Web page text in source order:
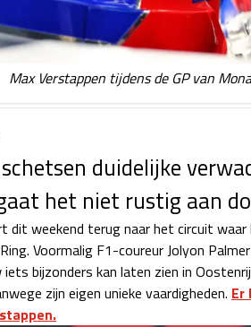
Max Verstappen tijdens de GP van
duidelijke
het niet rustig aan
dit weekend terug naar het circuit waar
Voormalig F1-coureur Jolyon
iets bijzonders kan laten zien in
zijn eigen unieke vaardigheden. Er